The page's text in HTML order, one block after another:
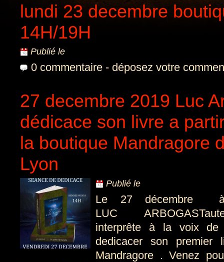
lundi 23 decembre
14H/19H
Publié le
0 commentaire - déposez votre
27 decembre 2019 Luc
dédicace son livre a
la boutique Mandragore
Lyon
Publié le
Le 27 décembre
LUC
interprête à la voix de
dedicacer son premier
Mandragore . Venez